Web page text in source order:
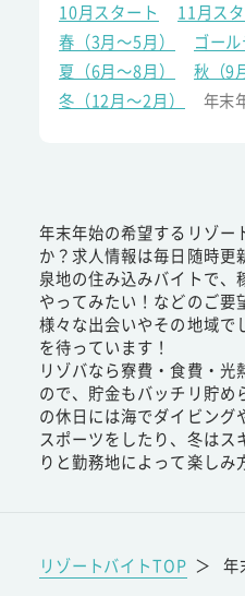
10月スタート
11月ス
春（3月～5月）
ゴー
夏（6月～8月）
秋（9
冬（12月～2月）
年末
年末年始の希望するリゾー
か？求人情報は毎日随時更
泉地の住み込みバイトで、
やってみたい！などのご要
様々な出会いやその地域で
を待っています！
リゾバなら寮費・食費・
ので、貯金もバッチリ貯め
の休日には海でダイビング
スポーツをしたり、冬はス
りと勤務地によって楽しみ
リゾートバイトTOP ＞ 年